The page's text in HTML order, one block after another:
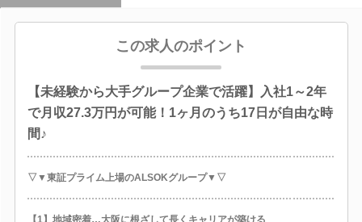
この求人のポイント
【未経験から大手グループ企業で活躍】入社1～2年
で月収27.3万円が可能！1ヶ月のうち17日が自由な時
間♪
▽▼東証プライム上場のALSOKグループ▼▽
【1】地域密着…大阪に根ざして長くキャリアが築ける